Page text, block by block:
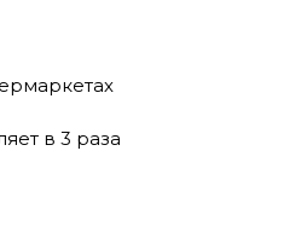
в 3 раза